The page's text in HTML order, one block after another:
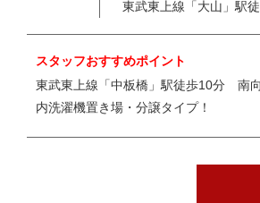
東武東上線「大山」駅
スタッフおすすめポイント
東武東上線「中板橋」駅徒歩10分 南
内洗濯機置き場・分譲タイプ！